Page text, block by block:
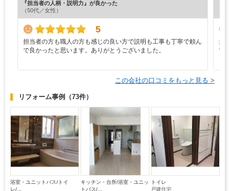
『担当者の人柄・説明力』が良かった
（50代／女性）
5
担当者の方も職人の方も感じの良い方で説明も工事も丁寧で頼ん
で良かったと思います。ありがとうございました。
最
で
この会社の口コミをもっと見る >
リフォーム事例 （73件）
浴室・ユニットバス/トイ
レ/...
キッチン・台所/浴室・ユニッ
トバス/...
トイレ
戸建住宅